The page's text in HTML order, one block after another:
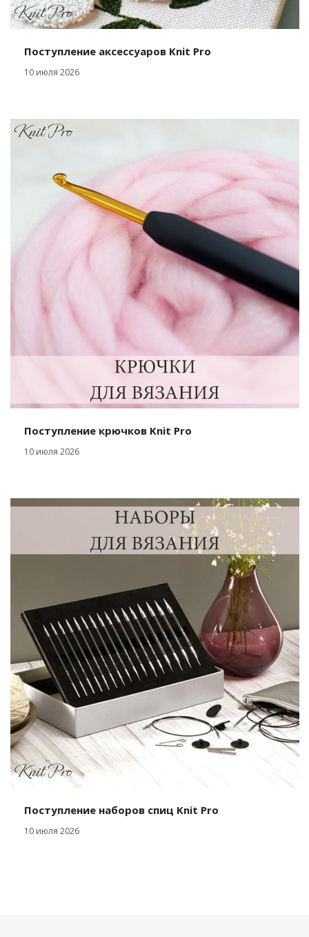
Поступление аксессуаров Knit Pro
10 июля 2026
Поступление крючков Knit Pro
10 июля 2026
Поступление наборов спиц Knit Pro
10 июля 2026